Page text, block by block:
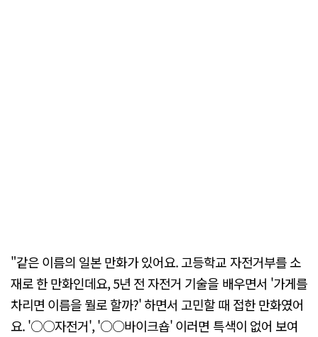
"같은 이름의 일본 만화가 있어요. 고등학교 자전거부를 소
재로 한 만화인데요, 5년 전 자전거 기술을 배우면서 '가게를
차리면 이름을 뭘로 할까?' 하면서 고민할 때 접한 만화였어
요. '○○자전거', '○○바이크숍' 이러면 특색이 없어 보여